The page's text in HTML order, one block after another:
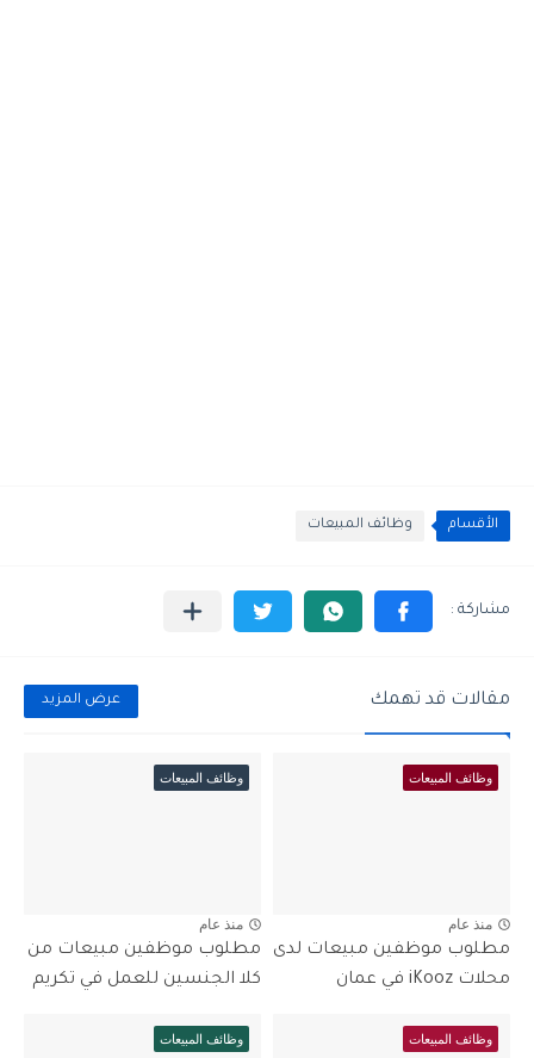
الأقسام وظائف المبيعات
مقالات قد تهمك عرض المزيد
وظائف المبيعات
منذ عام
مطلوب موظفين مبيعات لدى
محلات iKooz في عمان
وظائف المبيعات
منذ عام
مطلوب موظفين مبيعات من
كلا الجنسين للعمل في تكريم
وظائف المبيعات وظائف المبيعات